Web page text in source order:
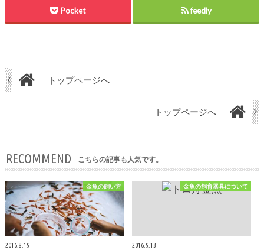
Pocket feedly
トップページへ
トップページへ
RECOMMEND こちらの記事も人気です。
金魚の飼い方
2016.8.19
金魚の飼育器具について
2016.9.13